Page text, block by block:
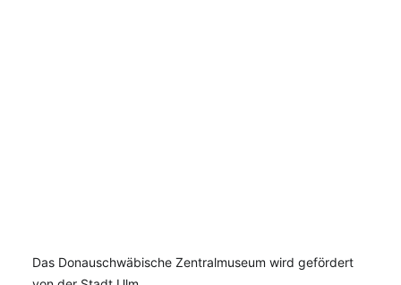
Das Donauschwäbische Zentralmuseum wird gefördert